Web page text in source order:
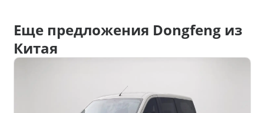
Еще предложения Dongfeng из
Китая